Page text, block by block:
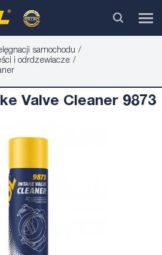
samochodu
i odrdzewiacze
Valve Cleaner 9873